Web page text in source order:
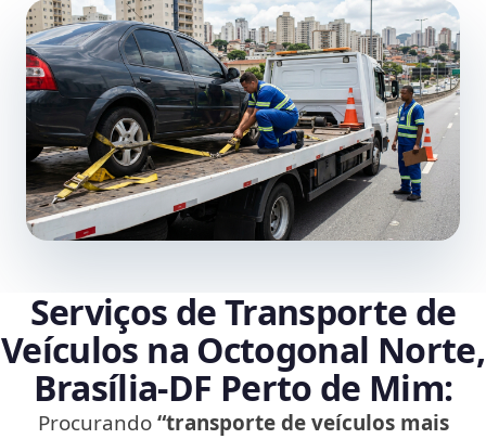
Serviços de Transporte de
Veículos na Octogonal Norte,
Brasília‑DF Perto de Mim:
Procurando“transporte de veículos mais